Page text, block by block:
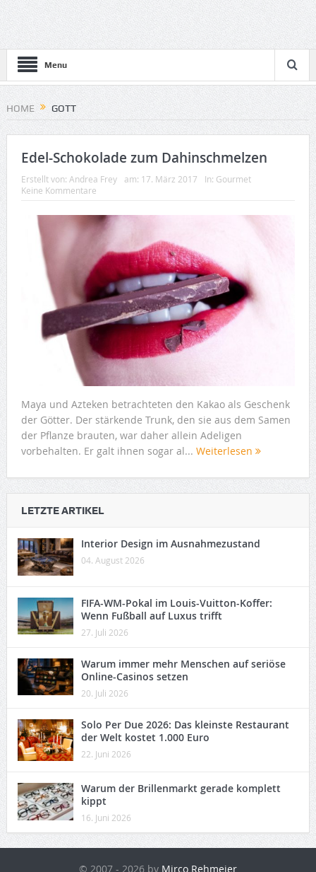
Menu
HOME GOTT
Edel-Schokolade zum Dahinschmelzen
Erstellt von: Andrea Frey am: 17. März 2017 In: Gourmet
Keine Kommentare
Maya und Azteken betrachteten den Kakao als Geschenk
der Götter. Der stärkende Trunk, den sie aus dem Samen
der Pflanze brauten, war daher allein Adeligen
vorbehalten. Er galt ihnen sogar al... Weiterlesen
LETZTE ARTIKEL
Interior Design im Ausnahmezustand
04. August 2026
FIFA-WM-Pokal im Louis-Vuitton-Koffer:
Wenn Fußball auf Luxus trifft
27. Juli 2026
Warum immer mehr Menschen auf seriöse
Online-Casinos setzen
20. Juli 2026
Solo Per Due 2026: Das kleinste Restaurant
der Welt kostet 1.000 Euro
22. Juni 2026
Warum der Brillenmarkt gerade komplett
kippt
16. Juni 2026
© 2007 - 2026 by Mirco Rehmeier